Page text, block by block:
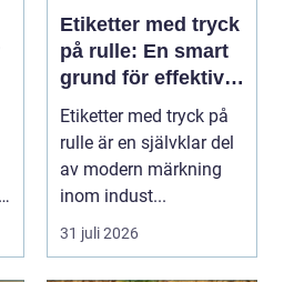
Etiketter med tryck
på rulle: En smart
grund för effektiv
märkning
Etiketter med tryck på
rulle är en självklar del
av modern märkning
inom indust...
31 juli 2026